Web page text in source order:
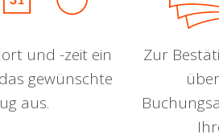
und -zeit ein
gewünschte
aus.
Zur